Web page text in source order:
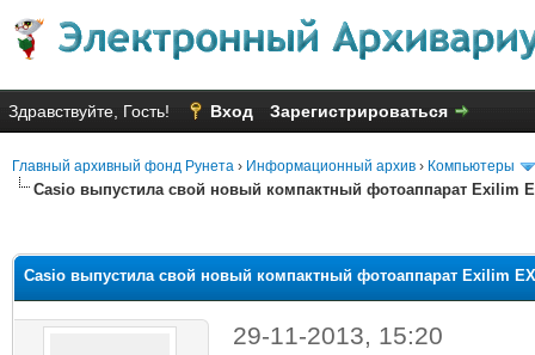
Здравствуйте, Гость! Вход Зарегистрироваться
Главный архивный фонд Рунета › Информационный архив › Компьютеры
Casio выпустила свой новый компактный фотоаппарат Exilim
Casio выпустила свой новый компактный фотоаппарат Exilim
29-11-2013, 15:20